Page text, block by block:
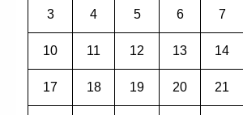
3 4 5 6 7
10 11 12 13 14
17 18 19 20 21